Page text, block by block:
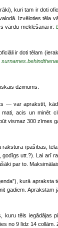
kuri tam ir doti
Izvēloties tēla
vārdu meklēšanai ir:
ir doti tēlam
dzimums.
— var aprakstīt,
acis un minēt
vismaz 300 zīmes
īpašības,
utt.?). Lai arī
par to.
kurā apraksta
gadiem.
kuru tēls iegādājas
no 9 līdz 14